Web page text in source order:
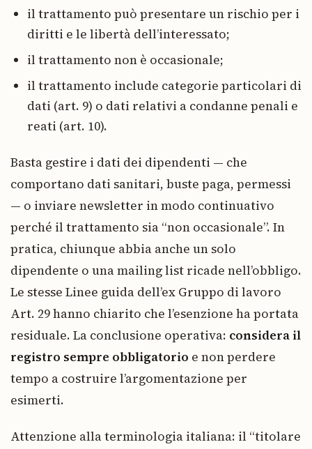
il trattamento può presentare un rischio per i
diritti e le libertà dell’interessato;
il trattamento non è occasionale;
il trattamento include categorie particolari di
dati (art. 9) o dati relativi a condanne penali e
reati (art. 10).
Basta gestire i dati dei dipendenti — che
comportano dati sanitari, buste paga, permessi
— o inviare newsletter in modo continuativo
perché il trattamento sia “non occasionale”. In
pratica, chiunque abbia anche un solo
dipendente o una mailing list ricade nell’obbligo.
Le stesse Linee guida dell’ex Gruppo di lavoro
Art. 29 hanno chiarito che l’esenzione ha portata
residuale. La conclusione operativa: considera il
registro sempre obbligatorio e non perdere
tempo a costruire l’argomentazione per
esimerti.
Attenzione alla terminologia italiana: il “titolare